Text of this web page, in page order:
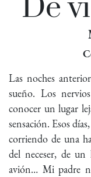
De
Las noches
sueño. Los
conocer un lugar
sensación. Esos
corriendo de una
del neceser, de
avión… Mi padre